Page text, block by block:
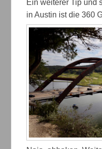
Ein weiterer Tip und
in Austin ist die 360